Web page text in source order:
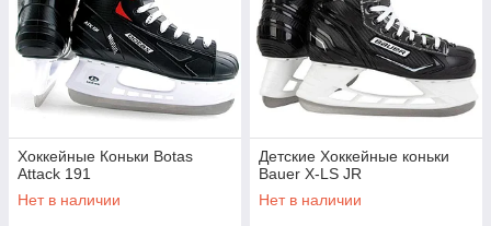
Хоккейные Коньки Botas
Attack 191
Нет в наличии
Детские Хоккейные коньки
Bauer X-LS JR
Нет в наличии